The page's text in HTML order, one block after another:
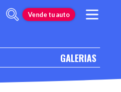
Vende tu auto
GALERIAS